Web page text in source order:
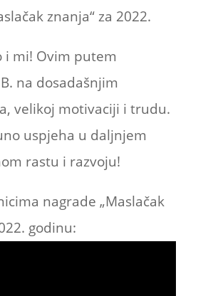
znanja“ za 2022.
i mi! Ovim putem
na dosadašnjim
velikoj motivaciji i trudu.
uspjeha u daljnjem
rastu i razvoju!
nagrade „Maslačak
godinu: